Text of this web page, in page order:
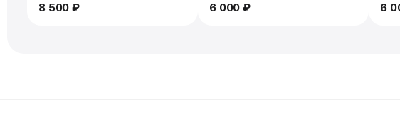
8 500 ₽
6 000 ₽
6